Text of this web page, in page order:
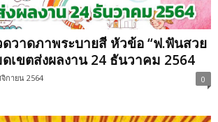
ดวาดภาพระบายสี หัวข้อ “ฟ.ฟันสวย
เขตส่งผลงาน 24 ธันวาคม 2564
กายน 2564 0